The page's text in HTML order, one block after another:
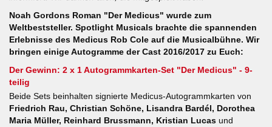
Noah Gordons Roman "Der Medicus" wurde zum
Weltbeststeller. Spotlight Musicals brachte die spannenden
Erlebnisse des Medicus Rob Cole auf die Musicalbühne. Wir
bringen einige Autogramme der Cast 2016/2017 zu Euch:
Der Gewinn: 2 x 1 Autogrammkarten-Set "Der Medicus" - 9-
teilig
Beide Sets beinhalten signierte Medicus-Autogrammkarten von
Friedrich Rau, Christian Schöne, Lisandra Bardél, Dorothea
Maria Müller, Reinhard Brussmann, Kristian Lucas und